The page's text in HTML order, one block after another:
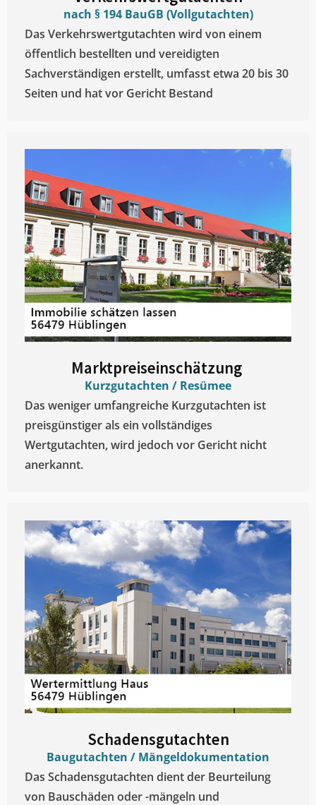
nach § 194 BauGB (Vollgutachten)
Das Verkehrswertgutachten wird von einem
öffentlich bestellten und vereidigten
Sachverständigen erstellt, umfasst etwa 20 bis 30
Seiten und hat vor Gericht Bestand
Marktpreiseinschätzung ​
Kurzgutachten / Resümee
Das weniger umfangreiche Kurzgutachten ist
preisgünstiger als ein vollständiges
Wertgutachten, wird jedoch vor Gericht nicht
anerkannt.
Schadensgutachten
Baugutachten / Mängeldokumentation
Das Schadensgutachten dient der Beurteilung
von Bauschäden oder -mängeln und